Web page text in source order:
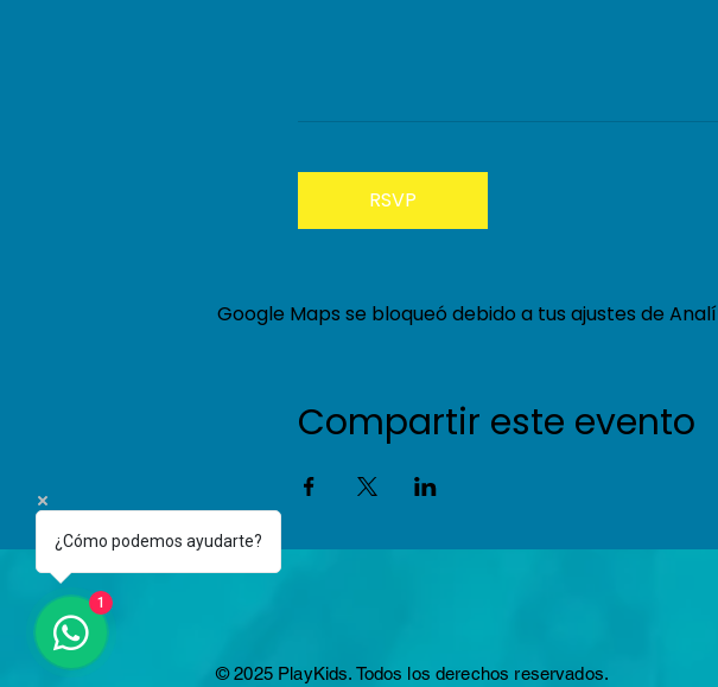
RSVP
Google Maps se bloqueó debido a tus ajustes de
Compartir este evento
© 2025 PlayKids. Todos los derechos reservados.
¿Cómo podemos ayudarte?
1